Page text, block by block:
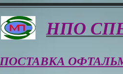
НПО
ПОСТАВКА